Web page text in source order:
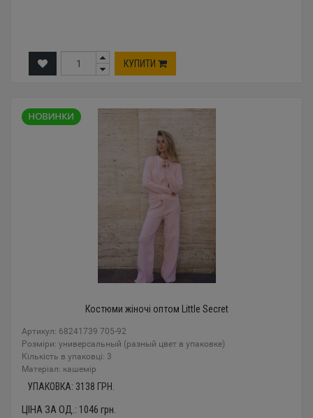
КУПИТИ
Костюми жіночі оптом Little Secret
Артикул: 68241739 705-92
Розміри: универсальный (разный цвет в упаковке)
Кількість в упаковці: 3
Mатеріал: кашемір
УПАКОВКА: 3138 ГРН.
ЦІНА ЗА ОД.: 1046 грн.